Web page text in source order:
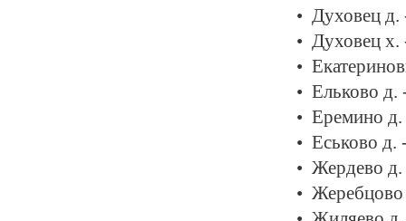
Духовец
Духовец
Ельково д.
Еремино
Еськово д.
Жердево